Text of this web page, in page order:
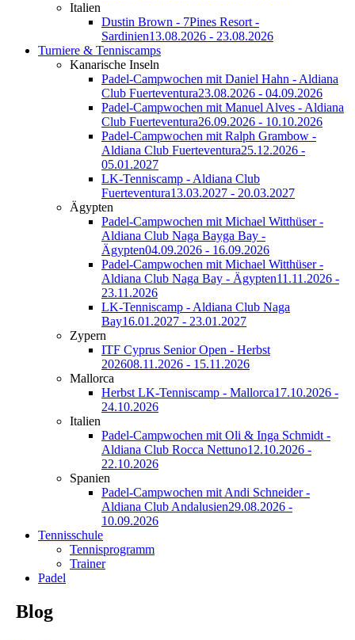
Italien
Dustin Brown - 7Pines Resort -
Sardinien13.08.2026 - 23.08.2026
Turniere & Tenniscamps
Kanarische Inseln
Padel-Campwochen mit Daniel Hahn - Aldiana
Club Fuerteventura23.08.2026 - 04.09.2026
Padel-Campwochen mit Manuel Alves - Aldiana
Club Fuerteventura26.09.2026 - 10.10.2026
Padel-Campwochen mit Ralph Grambow -
Aldiana Club Fuerteventura25.12.2026 -
05.01.2027
LK-Tenniscamp - Aldiana Club
Fuerteventura13.03.2027 - 20.03.2027
Ägypten
Padel-Campwochen mit Michael Witthüser -
Aldiana Club Naga Bayga Bay -
Ägypten04.09.2026 - 16.09.2026
Padel-Campwochen mit Michael Witthüser -
Aldiana Club Naga Bay - Ägypten11.11.2026 -
23.11.2026
LK-Tenniscamp - Aldiana Club Naga
Bay16.01.2027 - 23.01.2027
Zypern
ITF Cyprus Senior Open - Herbst
202608.11.2026 - 15.11.2026
Mallorca
Herbst LK-Tenniscamp - Mallorca17.10.2026 -
24.10.2026
Italien
Padel-Campwochen mit Oli & Inga Schmidt -
Aldiana Club Rocca Nettuno12.10.2026 -
22.10.2026
Spanien
Padel-Campwochen mit Andi Schneider -
Aldiana Club Andalusien29.08.2026 -
10.09.2026
Tennisschule
Tennisprogramm
Trainer
Padel
Blog